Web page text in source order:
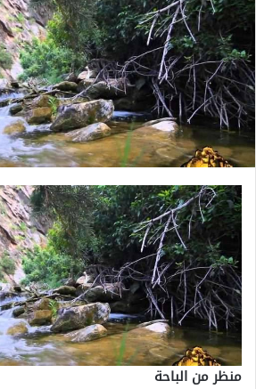
منظر من الباحة